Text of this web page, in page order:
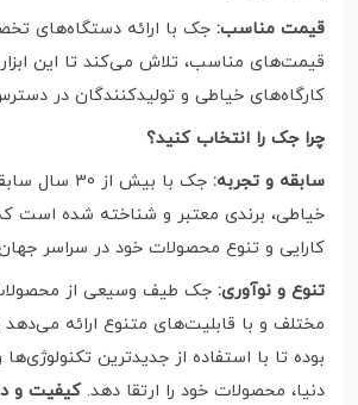
قیمت مناسب: جک با ارائه دستگاه‌های
قیمت‌های مناسب، تلاش می‌کند تا این
کارگاه‌های خیاطی و تولیدکنندگان در
چرا جک را انتخاب کنید؟
سابقه و تجربه:
جک با بیش از
خیاطی، برندی معتبر و شناخته شده است
کارایی و تنوع محصولات خود در سراسر
تنوع و نوآوری: جک طیف وسیعی از
مختلف و با قابلیت‌های متنوع ارائه
بوده تا با استفاده از جدیدترین
دنیا، محصولات خود را ارتقا دهد.کیفیت و